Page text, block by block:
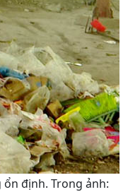
định. Trong ảnh: